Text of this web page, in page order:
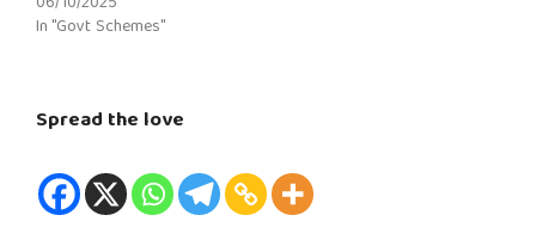
In "Govt Schemes"
Spread the love